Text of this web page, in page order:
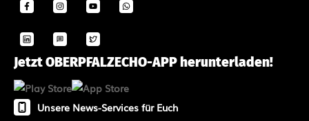
Jetzt OBERPFALZECHO-APP herunterladen!
Unsere News-Services für Euch